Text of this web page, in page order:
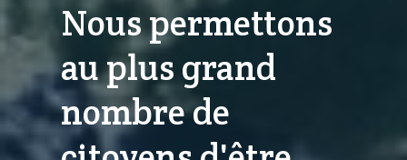
Nous permettons
au plus grand
nombre de